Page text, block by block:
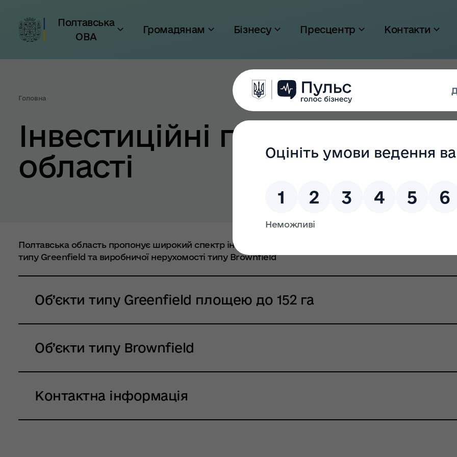
Полтавська
ОВА
Громадянам Бізнесу Пресцентр Контакти
Головна
Інвестиційні пропозиції
області
Полтавська область пропонує широкий спектр інвестиційних об’єктів для створення нових
типу Greenfield та виробничої нерухомості типу Brownfield
Об’єкти типу Greenfield площею до 152 га
Об’єкти типу Brownfield
Контактна інформація